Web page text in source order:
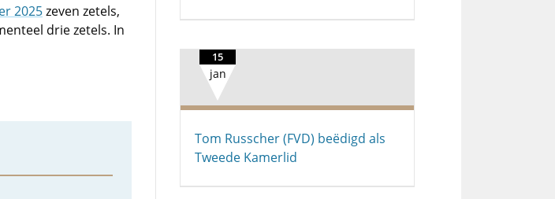
2025zeven zetels,
drie zetels. In
15
jan
Tom Russcher (FVD) beëdigd als
Tweede Kamerlid